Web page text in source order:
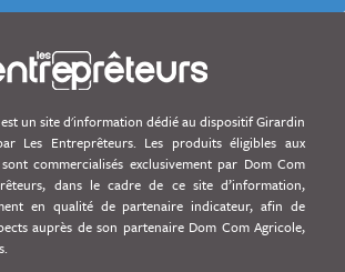
un site d'information dédié au dispositif Girardin
Les Entreprêteurs. Les produits éligibles aux
commercialisés exclusivement par Dom Com
dans le cadre de ce site d’information,
en qualité de partenaire indicateur, afin de
auprès de son partenaire Dom Com Agricole,